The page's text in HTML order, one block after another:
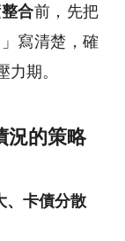
合前，先把
寫清楚，確
期。
況的策略
、卡債分散